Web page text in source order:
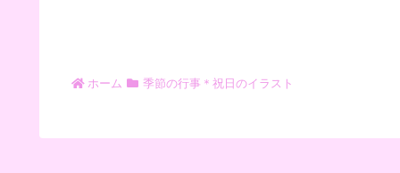
ホーム 季節の行事＊祝日のイラスト